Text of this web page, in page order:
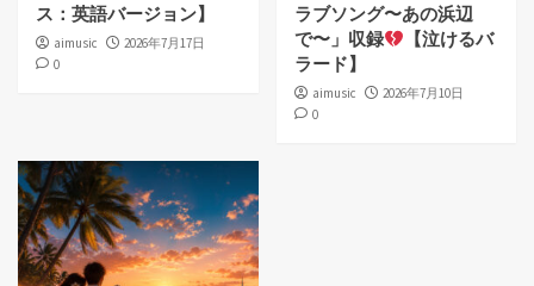
ス：英語バージョン】
aimusic
2026年7月17日
0
ラブソング〜あの浜辺
で〜」収録
【泣けるバ
ラード】
aimusic
2026年7月10日
0